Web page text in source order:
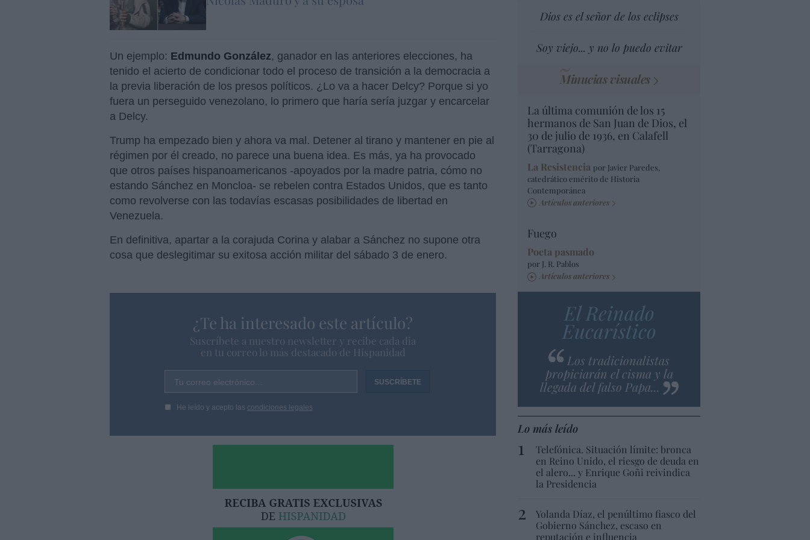
Un ejemplo: Edmundo González, ganador en las anteriores elecciones, ha
tenido el acierto de condicionar todo el proceso de transición a la democracia a
la previa liberación de los presos políticos. ¿Lo va a hacer Delcy? Porque si yo
fuera un perseguido venezolano, lo primero que haría sería juzgar y encarcelar
a Delcy.
Trump ha empezado bien y ahora va mal. Detener al tirano y mantener en pie al
régimen por él creado, no parece una buena idea. Es más, ya ha provocado
que otros países hispanoamericanos -apoyados por la madre patria, cómo no
estando Sánchez en Moncloa- se rebelen contra Estados Unidos, que es tanto
como revolverse con las todavías escasas posibilidades de libertad en
Venezuela.
En definitiva, apartar a la corajuda Corina y alabar a Sánchez no supone otra
cosa que deslegitimar su exitosa acción militar del sábado 3 de enero.
¿Te ha interesado este artículo?
Suscríbete a nuestro newsletter y recibe cada dia
en tu correo lo más destacado de Hispanidad
Tu correo electrónico...
He leído y acepto las condiciones legales
Dios es el señor de los eclipses
Soy viejo... y no lo puedo evitar
Minucias visuales
La última comunión de los 15
hermanos de San Juan de Dios, el
30 de julio de 1936, en Calafell
(Tarragona)
La Resistencia por Javier Paredes,
catedrático emérito de Historia
Contemporánea
Artículos anteriores
Fuego
Poeta pasmado
por J. R. Pablos
Artículos anteriores
El Reinado
Eucarístico
Los tradicionalistas
propiciarán el cisma y la
llegada del falso Papa...
Lo más leído
Telefónica. Situación límite: bronca
en Reino Unido, el riesgo de deuda en
el alero... y Enrique Goñi reivindica
la Presidencia
Yolanda Díaz, el penúltimo fiasco del
Gobierno Sánchez, escaso en
reputación e influencia